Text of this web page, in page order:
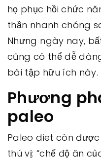
họ phục hồi chức
thần nhanh chóng
Nhưng ngày nay,
cũng có thể dễ
bài tập hữu ích này.
Phương
paleo
Paleo diet còn
thú vị: “chế độ ăn